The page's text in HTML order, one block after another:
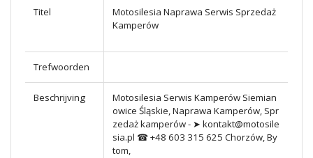
Titel
Motosilesia Naprawa Serwis Sprzedaż
Kamperów
Trefwoorden
Beschrijving
Motosilesia Serwis Kamperów Siemian
owice Śląskie, Naprawa Kamperów, Spr
zedaż kamperów - ➤ kontakt@motosile
sia.pl ☎ +48 603 315 625 Chorzów, By
tom,